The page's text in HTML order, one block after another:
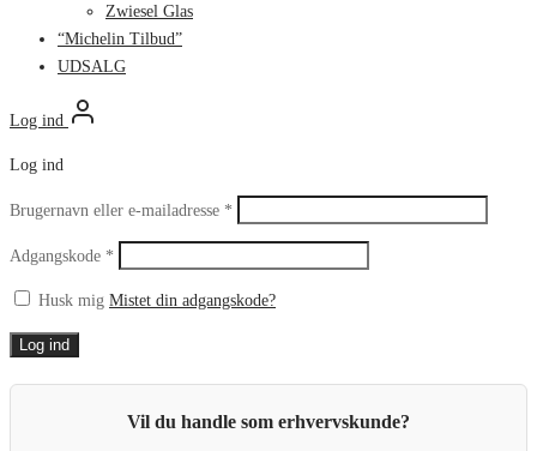
Zwiesel Glas
“Michelin Tilbud”
UDSALG
Log ind
Log ind
Brugernavn eller e-mailadresse *
Adgangskode *
Husk mig Mistet din adgangskode?
Log ind
Vil du handle som erhvervskunde?